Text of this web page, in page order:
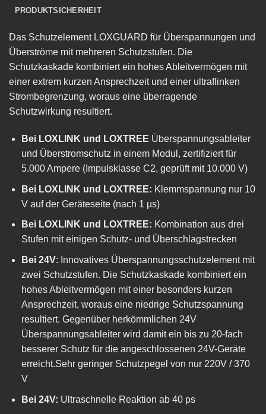
PRODUKTSICHERHEIT
Das Schutzelement LOXGUARD für Überspannungen und
Überströme mit mehreren Schutzstufen. Die
Schutzkaskade kombiniert ein hohes Ableitvermögen mit
einer extrem kurzen Ansprechzeit und einer ultraflinken
Strombegrenzung, woraus eine überragende
Schutzwirkung resultiert.
Bei LOXLINK und LOXTREE Überspannungsableiter
und Überstromschutz in einem Modul, zertifiziert für
5.000 Ampere (Impulsklasse C2, geprüft mit 10.000 V)
Bei LOXLINK und LOXTREE: Klemmspannung nur 10
V auf der Geräteseite (nach 1 µs)
Bei LOXLINK und LOXTREE: Kombination aus drei
Stufen mit einigen Schutz- und Überschlagstrecken
Bei 24V: Innovatives Überspannungsschutzelement mit
zwei Schutzstufen. Die Schutzkaskade kombiniert ein
hohes Ableitvermögen mit einer besonders kurzen
Ansprechzeit, woraus eine niedrige Schutzspannung
resultiert. Gegenüber herkömmlichen 24V
Überspannungsableiter wird damit ein bis zu 20-fach
besserer Schutz für die angeschlossenen 24V-Geräte
erreicht.Sehr geringer Schutzpegel von nur 220V / 370
V
Bei 24V: Ultraschnelle Reaktion ab 40 ps